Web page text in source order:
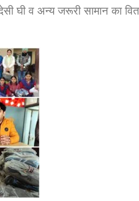
घी व अन्य जरूरी सामान का